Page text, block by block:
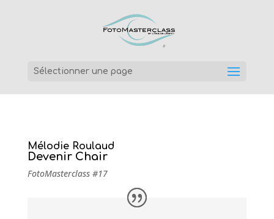
Sélectionner une page
Mélodie Roulaud
Devenir Chair
FotoMasterclass #17